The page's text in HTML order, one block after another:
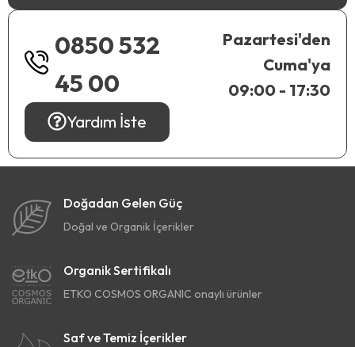
0850 532
45 00
Yardım İste
Pazartesi'den
Cuma'ya
09:00 - 17:30
Doğadan Gelen Güç
Doğal ve Organik İçerikler
Organik Sertifikalı
ETKO COSMOS ORGANIC onaylı ürünler
Saf ve Temiz İçerikler